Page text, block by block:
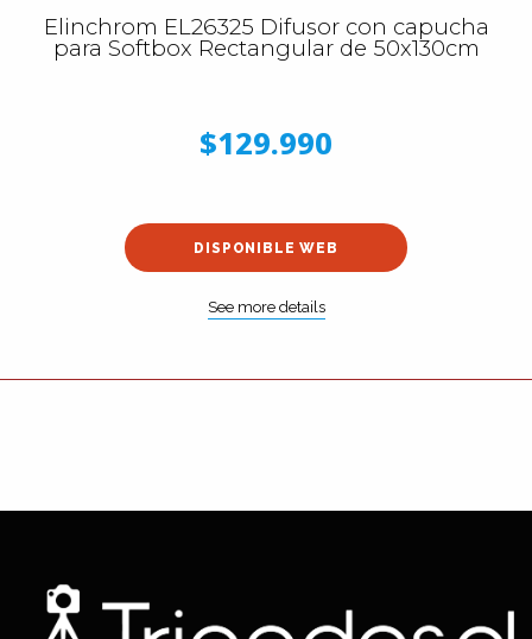
Elinchrom EL26325 Difusor con capucha
para Softbox Rectangular de 50x130cm
$129.990
DISPONIBLE WEB
See more details